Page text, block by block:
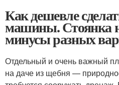
Как дешевле
машины. Стоянка
минусы разных
Отдельный и очень важный
на даче из щебня —